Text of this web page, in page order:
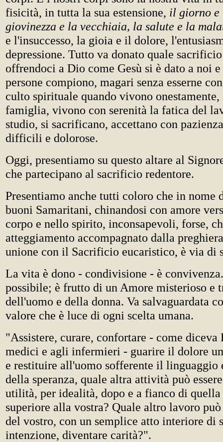
fisicità, in tutta la sua estensione, il giorno e
giovinezza e la vecchiaia, la salute e la
e l'insuccesso, la gioia e il dolore,
depressione. Tutto va donato quale
offrendoci a Dio come Gesù si è dato a noi
persone compiono, magari senza esserne
culto spirituale quando vivono onestamente,
famiglia, vivono con serenità la fatica del
studio, si sacrificano, accettano con
difficili e dolorose.
Oggi, presentiamo su questo altare al
che partecipano al sacrificio redentore.
Presentiamo anche tutti coloro che in nome
buoni Samaritani, chinandosi con amore
corpo e nello spirito, inconsapevoli, forse,
atteggiamento accompagnato dalla
unione con il Sacrificio eucaristico, è via di
La vita è dono - condivisione - è
possibile; è frutto di un Amore misterioso e
dell'uomo e della donna. Va salvaguardata
valore che è luce di ogni scelta umana.
"Assistere, curare, confortare - come diceva
medici e agli infermieri - guarire il dolore
e restituire all'uomo sofferente il linguaggio
della speranza, quale altra attività può
utilità, per idealità, dopo e a fianco di quella
superiore alla vostra? Quale altro lavoro
del vostro, con un semplice atto interiore di
intenzione, diventare carità?".